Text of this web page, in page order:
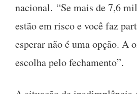
nacional. “Se mais de 7,6
estão em risco e você faz
esperar não é uma opção. A
escolha pelo fechamento”.